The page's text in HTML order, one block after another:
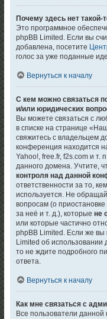
Почему здесь нет такой-
Это программное
phpBB Limited. Если вы
добавлена, посетите
голос за уже поданные
Вернуться к началу
С кем можно связаться
и/или юридических
Вы можете связаться с
в списке на странице
свяжитесь с владельцем
конференция находится
Yahoo!, free.fr, f2s.com и т.
данного домена. Учтите,
контроля над данной
ответственности за то,
используется. Не
вопросам (о
за неё и т. д.), которыене
или которые частично
phpBB Limited. Если же вы
Limited об
то не ждите подробного
ответа.
Вернуться к началу
Как мне связаться с
Все пользователи данной